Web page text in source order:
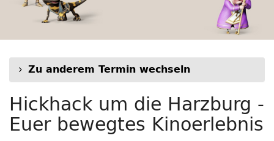
Euer
bewegtes
Kinoerlebnis
Zu anderem Termin wechseln
Hickhack um die Harzburg -
Euer bewegtes Kinoerlebnis